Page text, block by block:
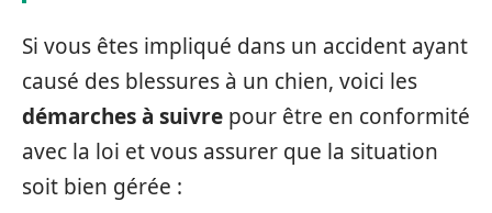
Si vous êtes impliqué dans un accident ayant
causé des blessures à un chien, voici les
démarches à suivre pour être en conformité
avec la loi et vous assurer que la situation
soit bien gérée :